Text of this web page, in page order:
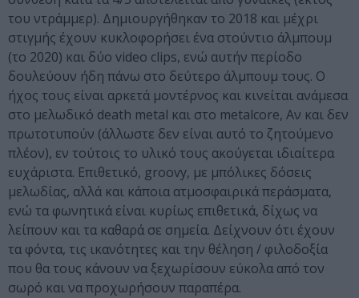
του ντράμμερ). Δημιουργήθηκαν το 2018 και μέχρι
στιγμής έχουν κυκλοφορήσει ένα στούντιο άλμπουμ
(το 2020) και δύο video clips, ενώ αυτήν περίοδο
δουλεύουν ήδη πάνω στο δεύτερο άλμπουμ τους. Ο
ήχος τους είναι αρκετά μοντέρνος και κινείται ανάμεσα
στο μελωδικό death metal και στο metalcore, Αν και δεν
πρωτοτυπούν (άλλωστε δεν είναι αυτό το ζητούμενο
πλέον), εν τούτοις το υλικό τους ακούγεται ιδιαίτερα
ευχάριστα. Επιθετικό, groovy, με μπόλικες δόσεις
μελωδίας, αλλά και κάποια ατμοσφαιρικά περάσματα,
ενώ τα φωνητικά είναι κυρίως επιθετικά, δίχως να
λείπουν και τα καθαρά σε σημεία. Δείχνουν ότι έχουν
τα φόντα, τις ικανότητες και την θέληση / φιλοδοξία
που θα τους κάνουν να ξεχωρίσουν εύκολα από τον
σωρό και να προχωρήσουν παραπέρα.